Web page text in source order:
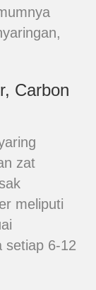
Carbon
zat
meliputi
setiap 6-12